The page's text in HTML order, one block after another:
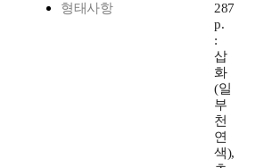
형태사항
287
p.
:
삽
화
(일
부
천
연
색),